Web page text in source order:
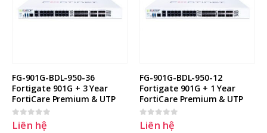
FG-901G-BDL-950-36
Fortigate 901G + 3 Year
FortiCare Premium & UTP
0 out of 5
Liên hệ
FG-901G-BDL-950-12
Fortigate 901G + 1 Year
FortiCare Premium & UTP
0 out of 5
Liên hệ
27 Tháng Hai, 2026
Hướng dẫn cài đặt esxi lên server
dell
11 Tháng Mười Một, 2025
23 Tháng Sáu, 2025
Hướng dẫn cài đặt Windows
server 2022 trên máy chủ Dell
23 Tháng Tư, 2025